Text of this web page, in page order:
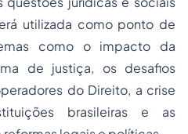
utilizada como ponto de
como o impacto da
de justiça, os desafios
do Direito, a crise
brasileiras e as